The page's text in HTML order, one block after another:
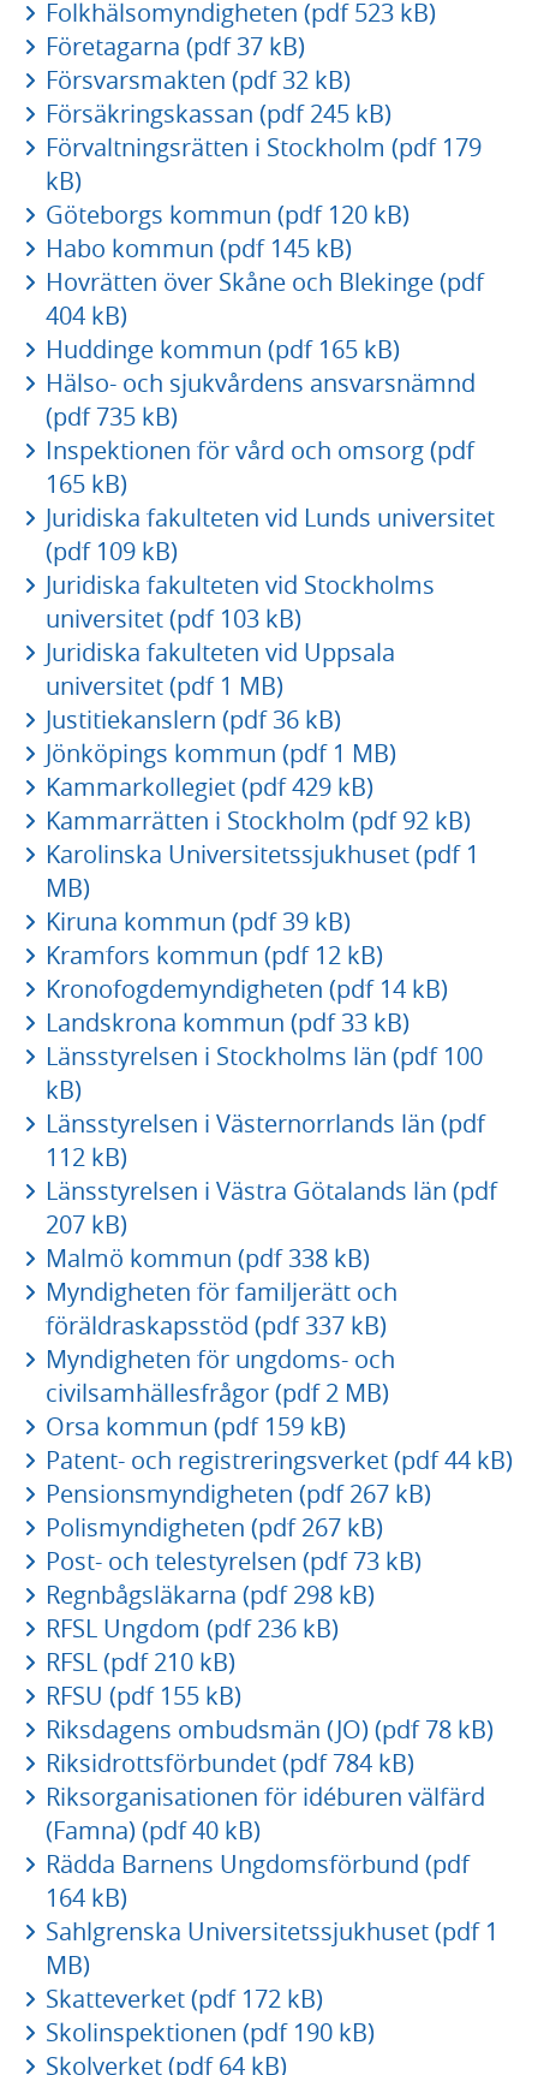
Folkhälsomyndigheten (pdf 523 kB)
Företagarna (pdf 37 kB)
Försvarsmakten (pdf 32 kB)
Försäkringskassan (pdf 245 kB)
Förvaltningsrätten i Stockholm (pdf 179
kB)
Göteborgs kommun (pdf 120 kB)
Habo kommun (pdf 145 kB)
Hovrätten över Skåne och Blekinge (pdf
404 kB)
Huddinge kommun (pdf 165 kB)
Hälso- och sjukvårdens ansvarsnämnd
(pdf 735 kB)
Inspektionen för vård och omsorg (pdf
165 kB)
Juridiska fakulteten vid Lunds universitet
(pdf 109 kB)
Juridiska fakulteten vid Stockholms
universitet (pdf 103 kB)
Juridiska fakulteten vid Uppsala
universitet (pdf 1 MB)
Justitiekanslern (pdf 36 kB)
Jönköpings kommun (pdf 1 MB)
Kammarkollegiet (pdf 429 kB)
Kammarrätten i Stockholm (pdf 92 kB)
Karolinska Universitetssjukhuset (pdf 1
MB)
Kiruna kommun (pdf 39 kB)
Kramfors kommun (pdf 12 kB)
Kronofogdemyndigheten (pdf 14 kB)
Landskrona kommun (pdf 33 kB)
Länsstyrelsen i Stockholms län (pdf 100
kB)
Länsstyrelsen i Västernorrlands län (pdf
112 kB)
Länsstyrelsen i Västra Götalands län (pdf
207 kB)
Malmö kommun (pdf 338 kB)
Myndigheten för familjerätt och
föräldraskapsstöd (pdf 337 kB)
Myndigheten för ungdoms- och
civilsamhällesfrågor (pdf 2 MB)
Orsa kommun (pdf 159 kB)
Patent- och registreringsverket (pdf 44 kB)
Pensionsmyndigheten (pdf 267 kB)
Polismyndigheten (pdf 267 kB)
Post- och telestyrelsen (pdf 73 kB)
Regnbågsläkarna (pdf 298 kB)
RFSL Ungdom (pdf 236 kB)
RFSL (pdf 210 kB)
RFSU (pdf 155 kB)
Riksdagens ombudsmän (JO) (pdf 78 kB)
Riksidrottsförbundet (pdf 784 kB)
Riksorganisationen för idéburen välfärd
(Famna) (pdf 40 kB)
Rädda Barnens Ungdomsförbund (pdf
164 kB)
Sahlgrenska Universitetssjukhuset (pdf 1
MB)
Skatteverket (pdf 172 kB)
Skolinspektionen (pdf 190 kB)
Skolverket (pdf 64 kB)